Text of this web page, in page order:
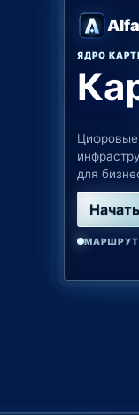
Alfa
ЯДРО
Цифровые
для